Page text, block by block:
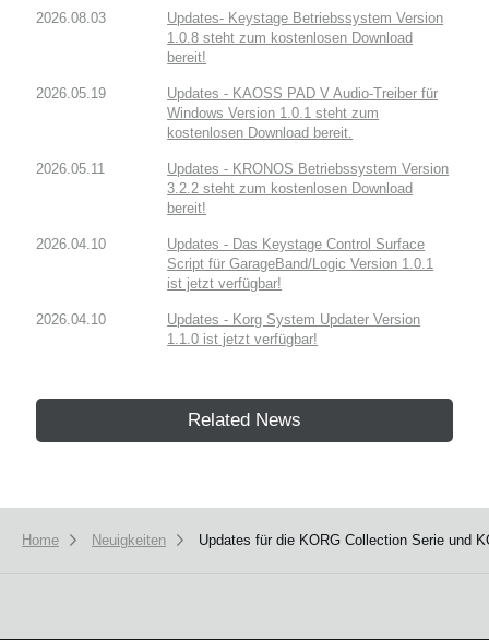
2026.08.03
Updates- Keystage Betriebssystem Version
1.0.8 steht zum kostenlosen Download
bereit!
2026.05.19
Updates - KAOSS PAD V Audio-Treiber für
Windows Version 1.0.1 steht zum
kostenlosen Download bereit.
2026.05.11
Updates - KRONOS Betriebssystem Version
3.2.2 steht zum kostenlosen Download
bereit!
2026.04.10
Updates - Das Keystage Control Surface
Script für GarageBand/Logic Version 1.0.1
ist jetzt verfügbar!
2026.04.10
Updates - Korg System Updater Version
1.1.0 ist jetzt verfügbar!
Related News
Home Neuigkeiten Updates für die KORG Collection Serie und